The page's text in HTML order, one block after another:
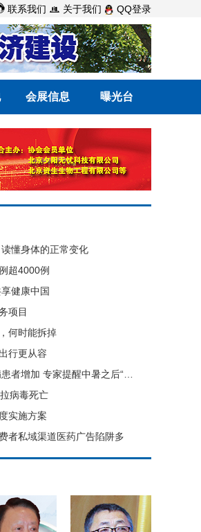
联系我们  关于我们 QQ登录
会展信息 曝光台
懂身体的正常变化
超4000例
健康中国
项目
何时能拆掉
行更从容
病毒死亡
实施方案
者私域渠道医药广告陷阱多